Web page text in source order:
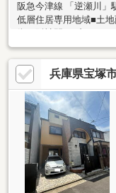
阪急今津線 「逆瀬川
低層住居専用地域■土
宮市の一部を主な活動
遠方のお客様まで、多
詳細及び現地案内のお
お願いいたします。（
兵庫県宝塚